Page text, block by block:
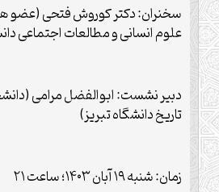
سخنران: دکتر کوروش فتحی (عضو
علوم انسانی و مطالعات اجتماعی
دبیر نشست: ابوالفضل مرامی
تاریخ دانشگاه تبریز)
زمان: شنبه ۱۹ آبان ۱۴۰۳؛ ساعت ۲۱